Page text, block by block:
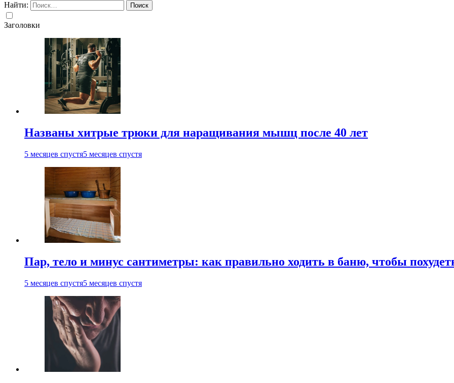
Найти:
Заголовки
Названы хитрые трюки для наращивания мышц после 40 лет
5 месяцев спустя5 месяцев спустя
Пар, тело и минус сантиметры: как правильно ходить в баню, чтобы
5 месяцев спустя5 месяцев спустя